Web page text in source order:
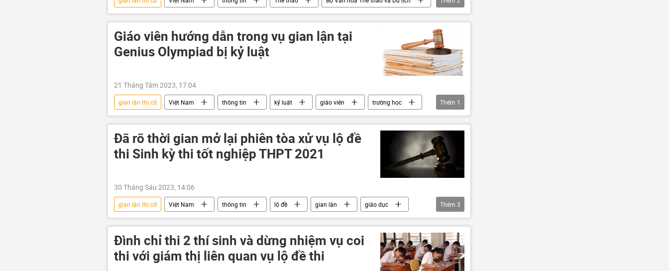
Trẻ em
VĐV
Giáo viên hướng dẫn trong vụ gian lận tại
Genius Olympiad bị kỷ luật
21 Tháng Tám 2023, 17:04
gian lận thi cử Việt Nam thông tin kỷ luật giáo viên
trường học
giáo dục
Thêm 1
Đã rõ thời gian mở lại phiên tòa xử vụ lộ đề
thi Sinh kỳ thi tốt nghiệp THPT 2021
30 Tháng Sáu 2023, 14:06
gian lận thi cử Việt Nam thông tin lộ đề gian lận
giáo dục
Bộ Giáo dục và Đào Tạo
kỳ thi THPT Kỳ thi tốt nghiệp THPT tại Việt Nam
Thêm 3
Đình chỉ thi 2 thí sinh và dừng nhiệm vụ coi
thi với giám thị liên quan vụ lộ đề thi